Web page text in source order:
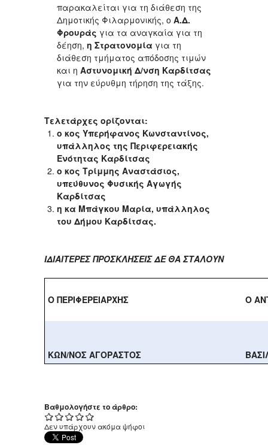
παρακαλείται για τη διάθεση της
Δημοτικής Φιλαρμονικής, ο Α.Δ.
Φρουράς για τα αναγκαία για τη
δέηση, η Στρατονομία για τη
διάθεση τμήματος απόδοσης τιμών
και η Αστυνομική Δ/νση Καρδίτσας
για την εύρυθμη τήρηση της τάξης.
Τελετάρχες ορίζονται:
ο κος Υπερήφανος Κωνσταντίνος,
υπάλληλος της Περιφερειακής
Ενότητας Καρδίτσας
ο κος Τρίμμης Αναστάσιος,
υπεύθυνος Φυσικής Αγωγής
Καρδίτσας
η κα Μπάγκου Μαρία, υπάλληλος
του Δήμου Καρδίτσας.
ΙΔΙΑΙΤΕΡΕΣ ΠΡΟΣΚΛΗΣΕΙΣ ΔΕ ΘΑ ΣΤΑΛΟΥΝ
Ο ΠΕΡΙΦΕΡΕΙΑΡΧΗΣ Ο
ΚΩΝ/ΝΟΣ ΑΓΟΡΑΣΤΟΣ
Βαθμολογήστε το άρθρο:
Δεν υπάρχουν ακόμα ψήφοι